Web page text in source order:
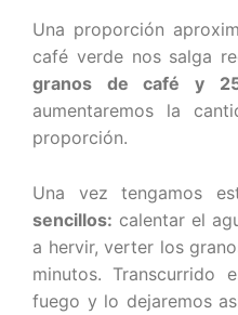
Una proporción
café verde nos salga
granos de café y
aumentaremos la
proporción.
Una vez tengamos
sencillos: calentar el
a hervir, verter los
minutos. Transcurrido
fuego y lo dejaremos